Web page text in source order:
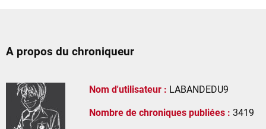
A propos du chroniqueur
Nom d'utilisateur : LABANDEDU9
Nombre de chroniques publiées : 3419